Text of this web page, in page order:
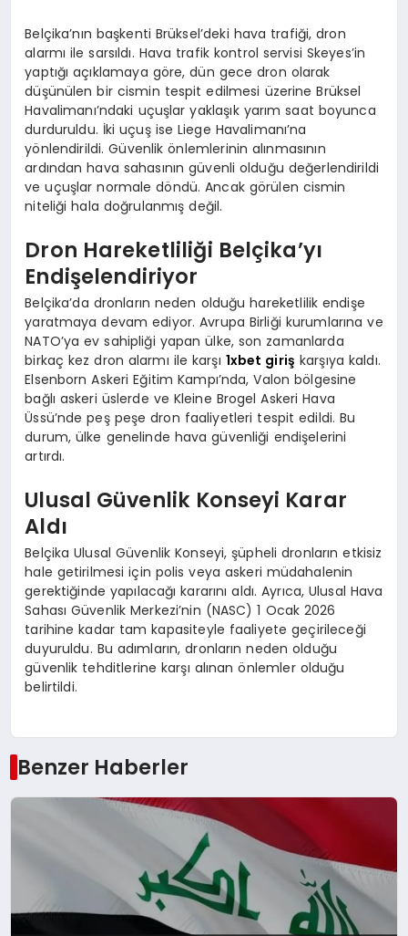
Belçika’nın başkenti Brüksel’deki hava trafiği, dron
alarmı ile sarsıldı. Hava trafik kontrol servisi Skeyes’in
yaptığı açıklamaya göre, dün gece dron olarak
düşünülen bir cismin tespit edilmesi üzerine Brüksel
Havalimanı’ndaki uçuşlar yaklaşık yarım saat boyunca
durduruldu. İki uçuş ise Liege Havalimanı’na
yönlendirildi. Güvenlik önlemlerinin alınmasının
ardından hava sahasının güvenli olduğu değerlendirildi
ve uçuşlar normale döndü. Ancak görülen cismin
niteliği hala doğrulanmış değil.
Dron Hareketliliği Belçika’yı
Endişelendiriyor
Belçika’da dronların neden olduğu hareketlilik endişe
yaratmaya devam ediyor. Avrupa Birliği kurumlarına ve
NATO’ya ev sahipliği yapan ülke, son zamanlarda
birkaç kez dron alarmı ile karşı 1xbet giriş karşıya kaldı.
Elsenborn Askeri Eğitim Kampı’nda, Valon bölgesine
bağlı askeri üslerde ve Kleine Brogel Askeri Hava
Üssü’nde peş peşe dron faaliyetleri tespit edildi. Bu
durum, ülke genelinde hava güvenliği endişelerini
artırdı.
Ulusal Güvenlik Konseyi Karar
Aldı
Belçika Ulusal Güvenlik Konseyi, şüpheli dronların etkisiz
hale getirilmesi için polis veya askeri müdahalenin
gerektiğinde yapılacağı kararını aldı. Ayrıca, Ulusal Hava
Sahası Güvenlik Merkezi’nin (NASC) 1 Ocak 2026
tarihine kadar tam kapasiteyle faaliyete geçirileceği
duyuruldu. Bu adımların, dronların neden olduğu
güvenlik tehditlerine karşı alınan önlemler olduğu
belirtildi.
Benzer Haberler